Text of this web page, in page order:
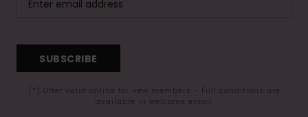
SUBSCRIBE
(*) Offer valid online for new members - Full conditions are
available in welcome email